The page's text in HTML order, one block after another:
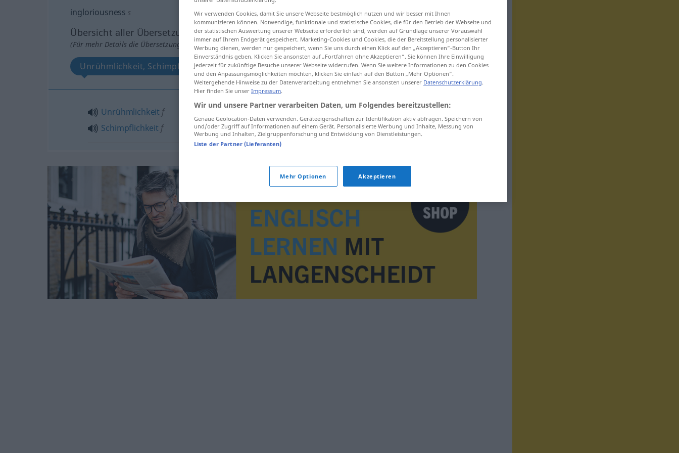
ingloriousness s
Übersicht aller Übersetzungen
(Für mehr Details die Übersetzung anklicken/antippen)
Unrühmlichkeit, Schimpflichkeit
Unrühmlichkeit f
Schimpflichkeit f
ingloriousness
Wir verwenden Cookies, damit Sie unsere Webseite bestmöglich nutzen und wir besser mit Ihnen
kommunizieren können. Notwendige, funktionale und statistische Cookies, die für den Betrieb der Webseite und
der statistischen Auswertung unserer Webseite erforderlich sind, werden auf Grundlage unserer Vorauswahl
immer auf Ihrem Endgerät gespeichert. Marketing-Cookies und Cookies, die der Bereitstellung personalisierter
Werbung dienen, werden nur gespeichert, wenn Sie uns durch einen Klick auf den „Akzeptieren“-Button Ihr
Einverständnis geben. Klicken Sie ansonsten auf „Fortfahren ohne Akzeptieren“. Sie können Ihre Einwilligung
jederzeit für zukünftige Besuche unserer Webseite widerrufen. Wenn Sie weitere Informationen zu den Cookies
und den Anpassungsmöglichkeiten möchten, klicken Sie einfach auf den Button „Mehr Optionen“.
Weitergehende Hinweise zu der Datenverarbeitung entnehmen Sie ansonsten unserer Datenschutzerklärung.
Hier finden Sie unser Impressum.
Wir und unsere Partner verarbeiten Daten, um Folgendes bereitzustellen:
Genaue Geolocation-Daten verwenden. Geräteeigenschaften zur Identifikation aktiv abfragen. Speichern von
und/oder Zugriff auf Informationen auf einem Gerät. Personalisierte Werbung und Inhalte, Messung von
Werbung und Inhalten, Zielgruppenforschung und Entwicklung von Dienstleistungen.
Liste der Partner (Lieferanten)
Mehr Optionen Akzeptieren